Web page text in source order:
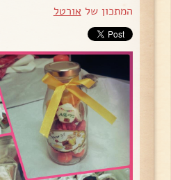
המתכון של אורטל